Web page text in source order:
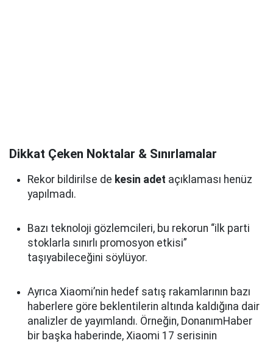
Dikkat Çeken Noktalar & Sınırlamalar
Rekor bildirilse de kesin adet açıklaması henüz
yapılmadı.
Bazı teknoloji gözlemcileri, bu rekorun “ilk parti
stoklarla sınırlı promosyon etkisi”
taşıyabileceğini söylüyor.
Ayrıca Xiaomi’nin hedef satış rakamlarının bazı
haberlere göre beklentilerin altında kaldığına dair
analizler de yayımlandı. Örneğin, DonanımHaber
bir başka haberinde, Xiaomi 17 serisinin